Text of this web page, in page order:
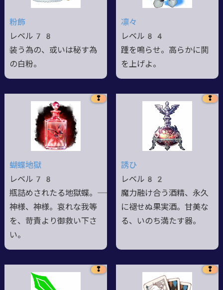
粉飾
レベル78
装う為の、或いは秘す為
の白粉。
凛々
レベル84
踵を鳴らせ。高らかに鬨
を上げよ。
❢
蝴蝶地獄
レベル78
瓶詰めされたる地獄蝶。――
神様、神様。哀れな我等
を、苛責より御救い下さ
い。
❢
誘ひ
レベル82
魔力融け合う酒精、永久
に褪せぬ果実酒。甘美な
る、いのち満たす器。
❢ ❢